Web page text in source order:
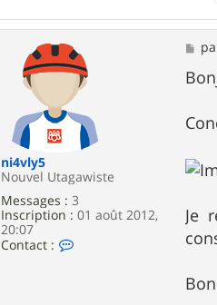
a
c
t
e
r
T
k
ni4vly5
Nouvel Utagawiste
Messages : 3
Inscription : 01 août 2012,
20:07
Contact :
M
e
s
s
g
e
Je